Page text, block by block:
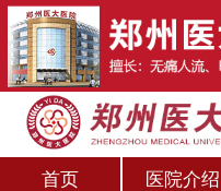
首页 医院介绍